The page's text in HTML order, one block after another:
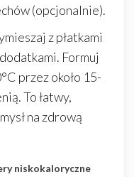
(opcjonalnie).
z płatkami
Formuj
przez około 15-
To łatwy,
na zdrową
niskokaloryczne